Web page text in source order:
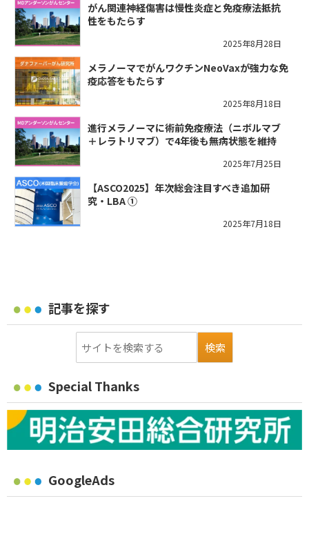
がん関連神経傷害は慢性炎症と免疫療法抵抗
性をもたらす
2025年8月28日
メラノーマでがんワクチンNeoVaxが強力な免
疫応答をもたらす
2025年8月18日
進行メラノーマに術前免疫療法（ニボルマブ
＋レラトリマブ）で4年後も無病状態を維持
2025年7月25日
【ASCO2025】年次総会注目すべき追加研
究・LBA ①
2025年7月18日
記事を探す
Special Thanks
GoogleAds